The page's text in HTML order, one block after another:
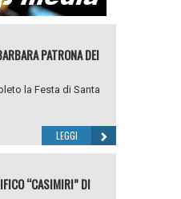
PATRONA DEI
la Festa di Santa
LEGGI
“CASIMIRI” DI